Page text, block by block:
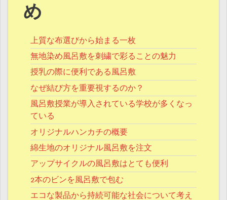
め
上質な布選びから始まる一枚
無地染め風呂敷を刺繍で彩ることの魅力
授乳の際に便利である風呂敷
なぜ結び方を重要視するのか？
風呂敷授業が導入されている学校が多くなっ
ている
オリジナルハンカチの概要
綿生地のオリジナル風呂敷を注文
アップサイクルの風呂敷はとても便利
2本のビンを風呂敷で包む
エコな製品から持続可能な社会について考え